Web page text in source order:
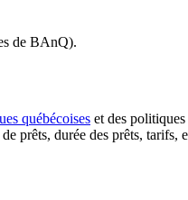
de BAnQ).
québécoises et des
prêts, durée des prêts, tarifs,